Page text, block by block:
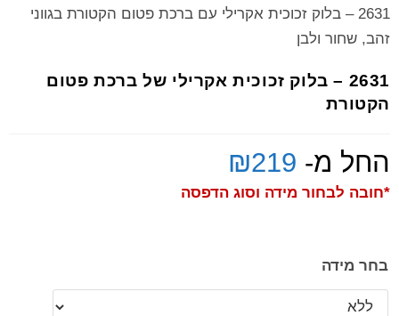
2631 – בלוק זכוכית אקרילי עם ברכת פטום הקטורת בגווני
זהב, שחור ולבן
2631 – בלוק זכוכית אקרילי של ברכת פטום
הקטורת
החל מ- ₪219
*חובה לבחור מידה וסוג הדפסה
בחר מידה